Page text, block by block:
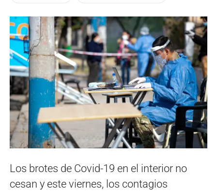
Los brotes de Covid-19 en el interior no
cesan y este viernes, los contagios